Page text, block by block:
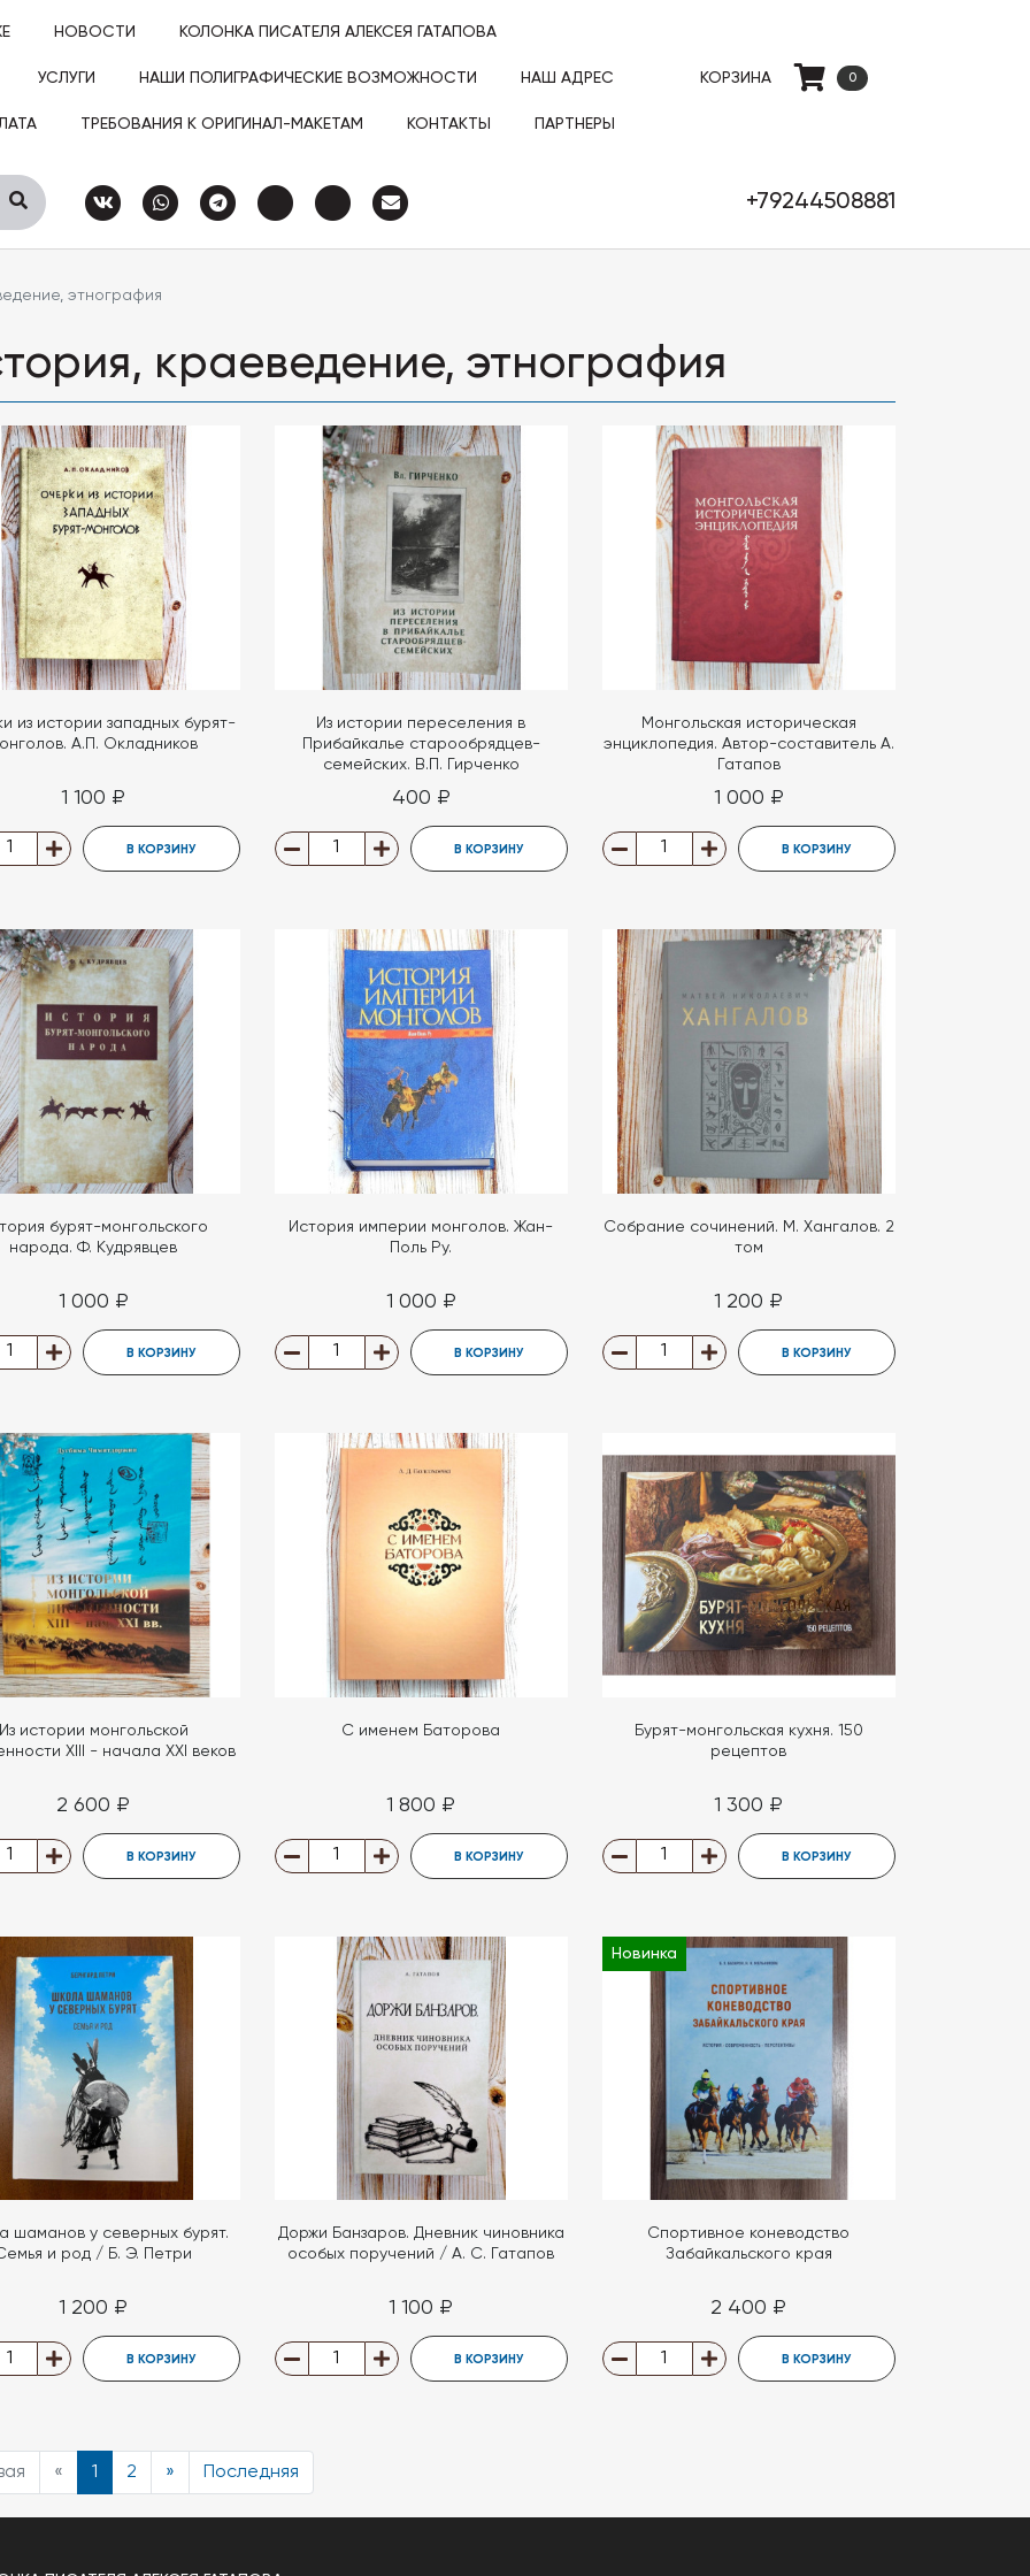
НОВОСТИ КОЛОНКА ПИСАТЕЛЯ АЛЕКСЕЯ ГАТАПОВА
УСЛУГИ НАШИ ПОЛИГРАФИЧЕСКИЕ ВОЗМОЖНОСТИ НАШ АДРЕС
ТРЕБОВАНИЯ К ОРИГИНАЛ-МАКЕТАМ КОНТАКТЫ ПАРТНЕРЫ
КОРЗИНА 0
+79244508881
этнография
краеведение, этнография
из истории западных бурят-
А.П. Окладников
1 100 ₽
В КОРЗИНУ
Из истории переселения в
Прибайкалье старообрядцев-
семейских. В.П. Гирченко
400 ₽
В КОРЗИНУ
Монгольская историческая
энциклопедия. Автор-составитель А.
Гатапов
1 000 ₽
В КОРЗИНУ
бурят-монгольского
народа. Ф. Кудрявцев
1 000 ₽
В КОРЗИНУ
История империи монголов. Жан-
Поль Ру.
1 000 ₽
В КОРЗИНУ
Собрание сочинений. М. Хангалов. 2
том
1 200 ₽
В КОРЗИНУ
истории монгольской
XIII - начала XXI веков
2 600 ₽
В КОРЗИНУ
С именем Баторова
1 800 ₽
В КОРЗИНУ
Бурят-монгольская кухня. 150
рецептов
1 300 ₽
В КОРЗИНУ
шаманов у северных бурят.
и род / Б. Э. Петри
1 200 ₽
В КОРЗИНУ
Доржи Банзаров. Дневник чиновника
особых поручений / А. С. Гатапов
1 100 ₽
В КОРЗИНУ
Новинка
Спортивное коневодство
Забайкальского края
2 400 ₽
В КОРЗИНУ
« 1 2 » Последняя